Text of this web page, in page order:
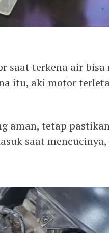
saat terkena air
itu, aki motor
aman, tetap
saat mencucinya,